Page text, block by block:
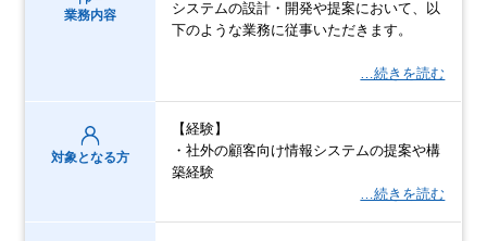
業務内容
システムの設計・開発や提案において、以
下のような業務に従事いただきます。
…続きを読む
対象となる方
【経験】
・社外の顧客向け情報システムの提案や構
築経験
…続きを読む